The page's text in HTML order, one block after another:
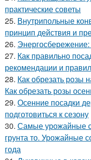
практические советы
25. Внутрипольные
принцип действия и
26.
27. Как правильно
рекомендации и
28. Как обрезать розы
Как обрезать розы
29. Осенние посадки
подготовиться к сезону
30. Самые урожайные
грунта то. Урожайные
года